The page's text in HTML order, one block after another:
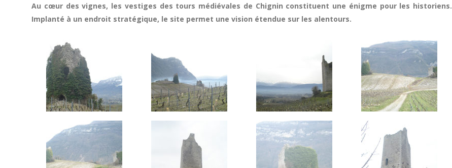
Au cœur des vignes, les vestiges des tours médiévales de Chignin constituent une énigme pour les historiens.
Implanté à un endroit stratégique, le site permet une vision étendue sur les alentours.